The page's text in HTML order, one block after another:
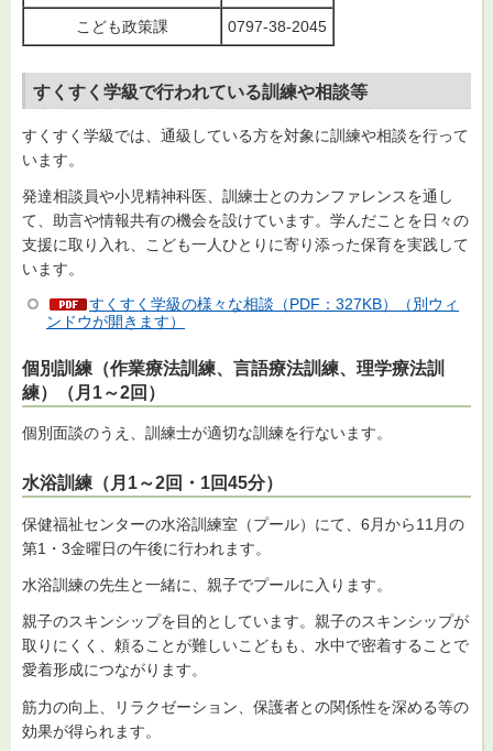
こども政策課 0797-38-2045
すくすく学級で行われている訓練や相談等
すくすく学級では、通級している方を対象に訓練や相談を行って
います。
発達相談員や小児精神科医、訓練士とのカンファレンスを通し
て、助言や情報共有の機会を設けています。学んだことを日々の
支援に取り入れ、こども一人ひとりに寄り添った保育を実践して
います。
すくすく学級の様々な相談（PDF：327KB）（別ウィ
ンドウが開きます）
個別訓練（作業療法訓練、言語療法訓練、理学療法訓
練）（月1～2回）
個別面談のうえ、訓練士が適切な訓練を行ないます。
水浴訓練（ 月1～2回・1回45分）
保健福祉センターの水浴訓練室（プール）にて、6月から11月の
第1・3金曜日の午後に行われます。
水浴訓練の先生と一緒に、親子でプールに入ります。
親子のスキンシップを目的としています。親子のスキンシップが
取りにくく、頼ることが難しいこどもも、水中で密着することで
愛着形成につながります。
筋力の向上、リラクゼーション、保護者との関係性を深める等の
効果が得られます。